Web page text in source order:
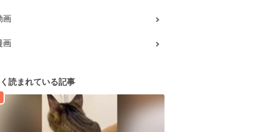
画
画
読まれている記事